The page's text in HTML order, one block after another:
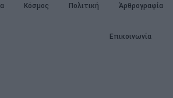
Κόσμος Πολιτική Άρθρογραφία
Επικοινωνία